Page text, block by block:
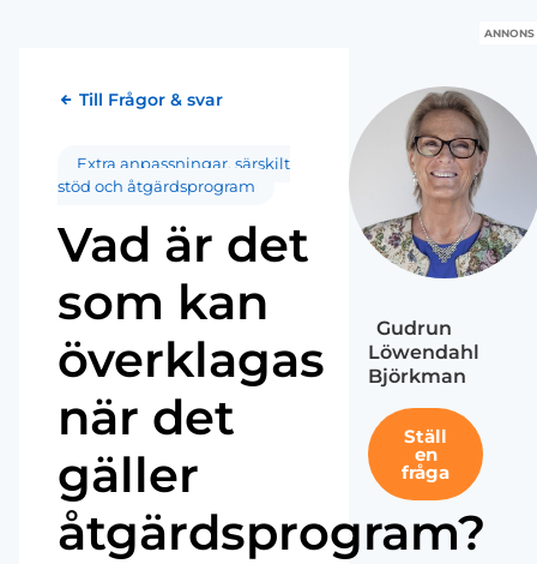
Till Frågor & svar
Extra anpassningar, särskilt
stöd och åtgärdsprogram
Vad är det
som kan
överklagas
när det
gäller
åtgärdsprogram?
Gudrun
Löwendahl
Björkman
Ställ
en
fråga
ANNONS